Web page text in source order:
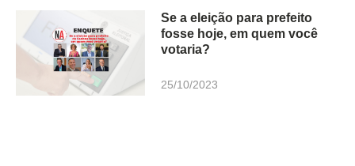
Se a eleição para prefeito
fosse hoje, em quem você
votaria?
25/10/2023